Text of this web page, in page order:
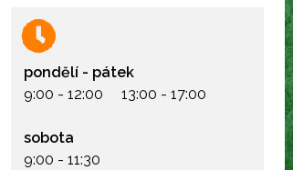
pondělí - pátek
9:00 - 12:00 13:00 - 17:00
sobota
9:00 - 11:30